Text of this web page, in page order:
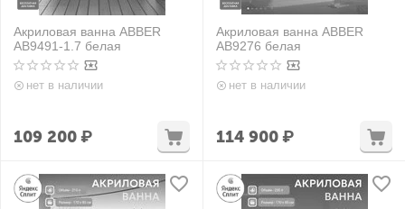
Акриловая ванна ABBER
AB9491-1.7 белая
нет в наличии
109 200₽
Акриловая ванна ABBER
AB9276 белая
нет в наличии
114 900₽